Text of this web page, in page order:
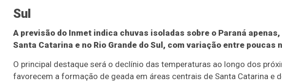
Sul
A previsão do Inmet indica chuvas isoladas sobre o Paraná
Santa Catarina e no Rio Grande do Sul, com variação entre poucas
O principal destaque será o declínio das temperaturas ao longo dos
favorecem a formação de geada em áreas centrais de Santa Catarina e